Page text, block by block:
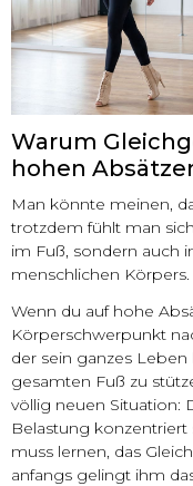
Warum
hohen
Man könnte meinen,
trotzdem fühlt man
im Fuß, sondern auch
menschlichen Körpers.
Wenn du auf hohe
Körperschwerpunkt
der sein ganzes
gesamten Fuß zu
völlig neuen Situation:
Belastung konzentriert
muss lernen, das
anfangs gelingt ihm